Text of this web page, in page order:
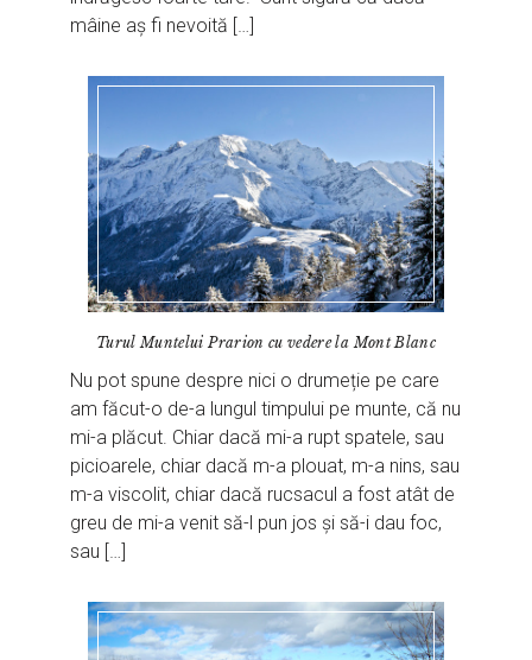
mâine aș fi nevoită […]
Turul Muntelui Prarion cu vedere la Mont Blanc
Nu pot spune despre nici o drumeție pe care
am făcut-o de-a lungul timpului pe munte, că nu
mi-a plăcut. Chiar dacă mi-a rupt spatele, sau
picioarele, chiar dacă m-a plouat, m-a nins, sau
m-a viscolit, chiar dacă rucsacul a fost atât de
greu de mi-a venit să-l pun jos și să-i dau foc,
sau […]